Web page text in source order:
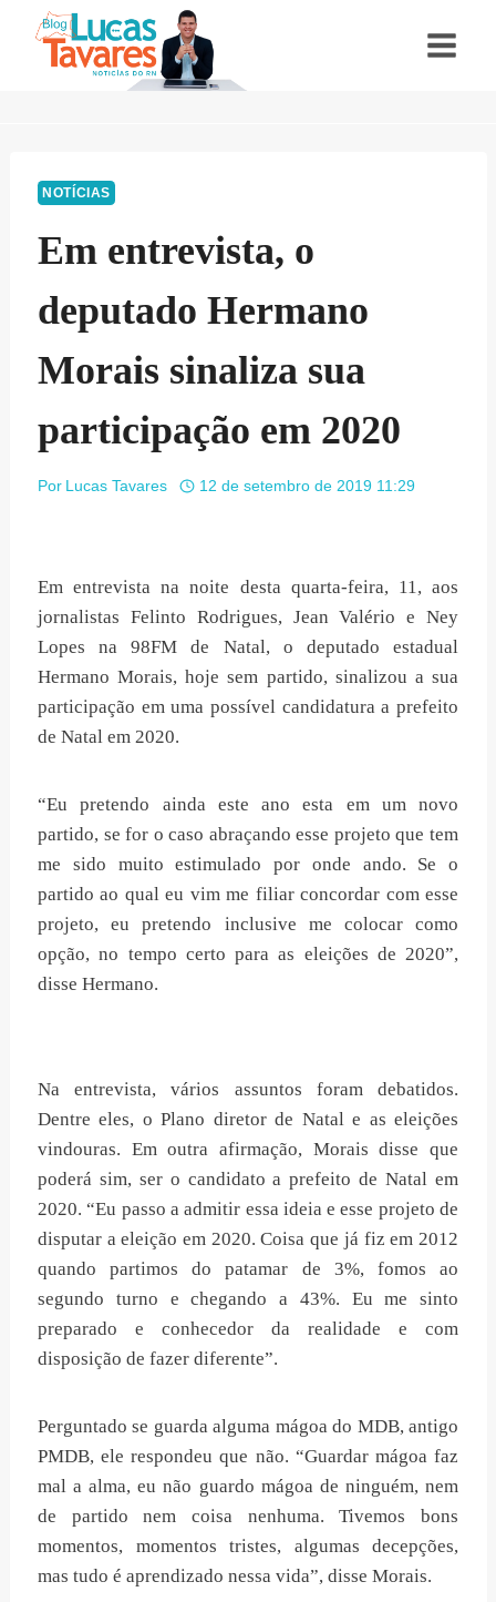
NOTÍCIAS
Em entrevista, o
deputado Hermano
Morais sinaliza sua
participação em 2020
Por Lucas Tavares 12 de setembro de 2019 11:29
Em entrevista na noite desta quarta-feira, 11, aos
jornalistas Felinto Rodrigues, Jean Valério e Ney
Lopes na 98FM de Natal, o deputado estadual
Hermano Morais, hoje sem partido, sinalizou a sua
participação em uma possível candidatura a prefeito
de Natal em 2020.
“Eu pretendo ainda este ano esta em um novo
partido, se for o caso abraçando esse projeto que tem
me sido muito estimulado por onde ando. Se o
partido ao qual eu vim me filiar concordar com esse
projeto, eu pretendo inclusive me colocar como
opção, no tempo certo para as eleições de 2020”,
disse Hermano.
Na entrevista, vários assuntos foram debatidos.
Dentre eles, o Plano diretor de Natal e as eleições
vindouras. Em outra afirmação, Morais disse que
poderá sim, ser o candidato a prefeito de Natal em
2020. “Eu passo a admitir essa ideia e esse projeto de
disputar a eleição em 2020. Coisa que já fiz em 2012
quando partimos do patamar de 3%, fomos ao
segundo turno e chegando a 43%. Eu me sinto
preparado e conhecedor da realidade e com
disposição de fazer diferente”.
Perguntado se guarda alguma mágoa do MDB, antigo
PMDB, ele respondeu que não. “Guardar mágoa faz
mal a alma, eu não guardo mágoa de ninguém, nem
de partido nem coisa nenhuma. Tivemos bons
momentos, momentos tristes, algumas decepções,
mas tudo é aprendizado nessa vida”, disse Morais.